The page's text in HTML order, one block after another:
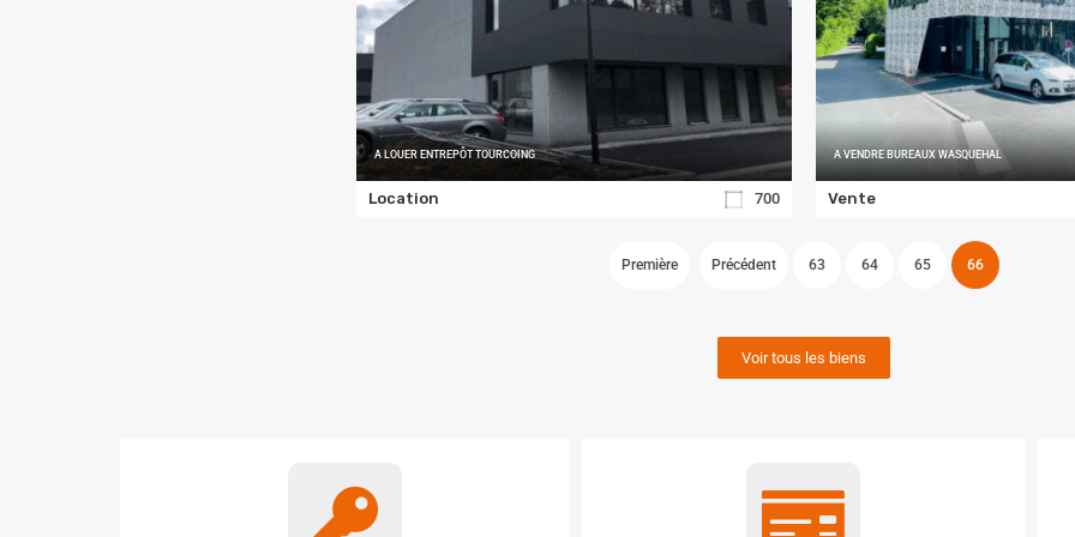
A LOUER ENTREPÔT TOURCOING
Location 700
A VENDRE BUREAUX WASQUEHAL
Vente
Première Précédent 63 64 65 66
Voir tous les biens